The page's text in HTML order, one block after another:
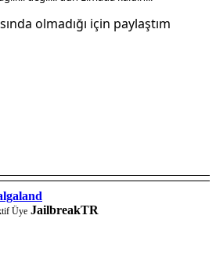
olmadığı için paylaştım
Üye JailbreakTR